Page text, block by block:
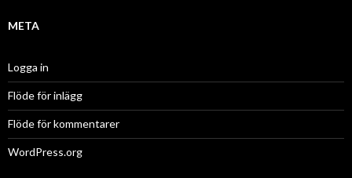
META
Logga in
Flöde för inlägg
Flöde för kommentarer
WordPress.org